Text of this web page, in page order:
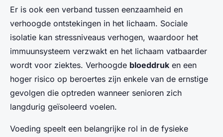
Er is ook een verband tussen eenzaamheid en
verhoogde ontstekingen in het lichaam. Sociale
isolatie kan stressniveaus verhogen, waardoor het
immuunsysteem verzwakt en het lichaam vatbaarder
wordt voor ziektes. Verhoogde bloeddruk en een
hoger risico op beroertes zijn enkele van de ernstige
gevolgen die optreden wanneer senioren zich
langdurig geïsoleerd voelen.
Voeding speelt een belangrijke rol in de fysieke